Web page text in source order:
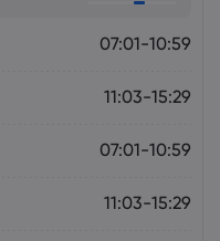
07:01-10:59
11:03-15:29
07:01-10:59
11:03-15:29